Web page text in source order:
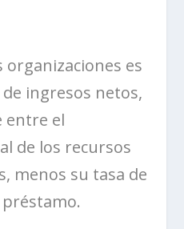
organizaciones es
ingresos netos,
entre el
de los recursos
menos su tasa de